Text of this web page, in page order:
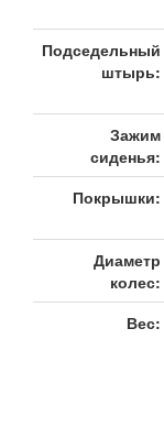
Подседельный
штырь:
Зажим
сиденья:
Покрышки:
Диаметр
колес:
Вес: